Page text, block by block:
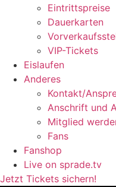
Eintrittspreise
Dauerkarten
VIP-Tickets
Eislaufen
Anderes
Kontakt/
Anschrift und
Mitglied
Fans
Fanshop
Live on sprade.tv
Jetzt Tickets sichern!